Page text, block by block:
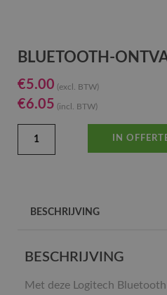
BLUETOOTH-
€5.00 (excl. BTW)
€6.05 (incl. BTW)
IN
BESCHRIJVING
BESCHRIJVING
Met deze Logitech